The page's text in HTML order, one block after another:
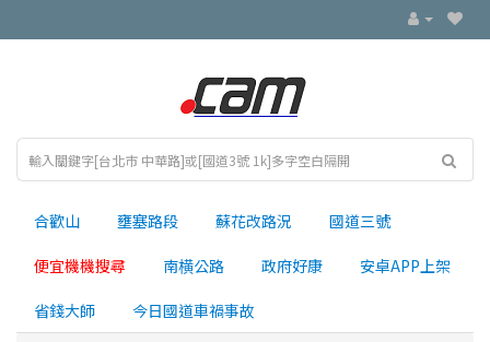
合歡山 壅塞路段 蘇花改路況 國道三號
便宜機機搜尋 南横公路 政府好康 安卓APP上架
省錢大師 今日國道車禍事故